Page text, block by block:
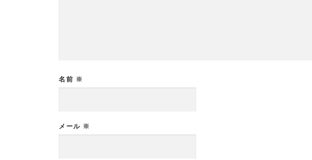
名前 ※
メール ※